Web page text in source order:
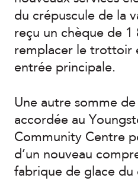
du crépuscule de la
reçu un chèque de 1
remplacer le trottoir
entrée principale.
Une autre somme
accordée au
Community Centre
d’un nouveau
fabrique de glace du